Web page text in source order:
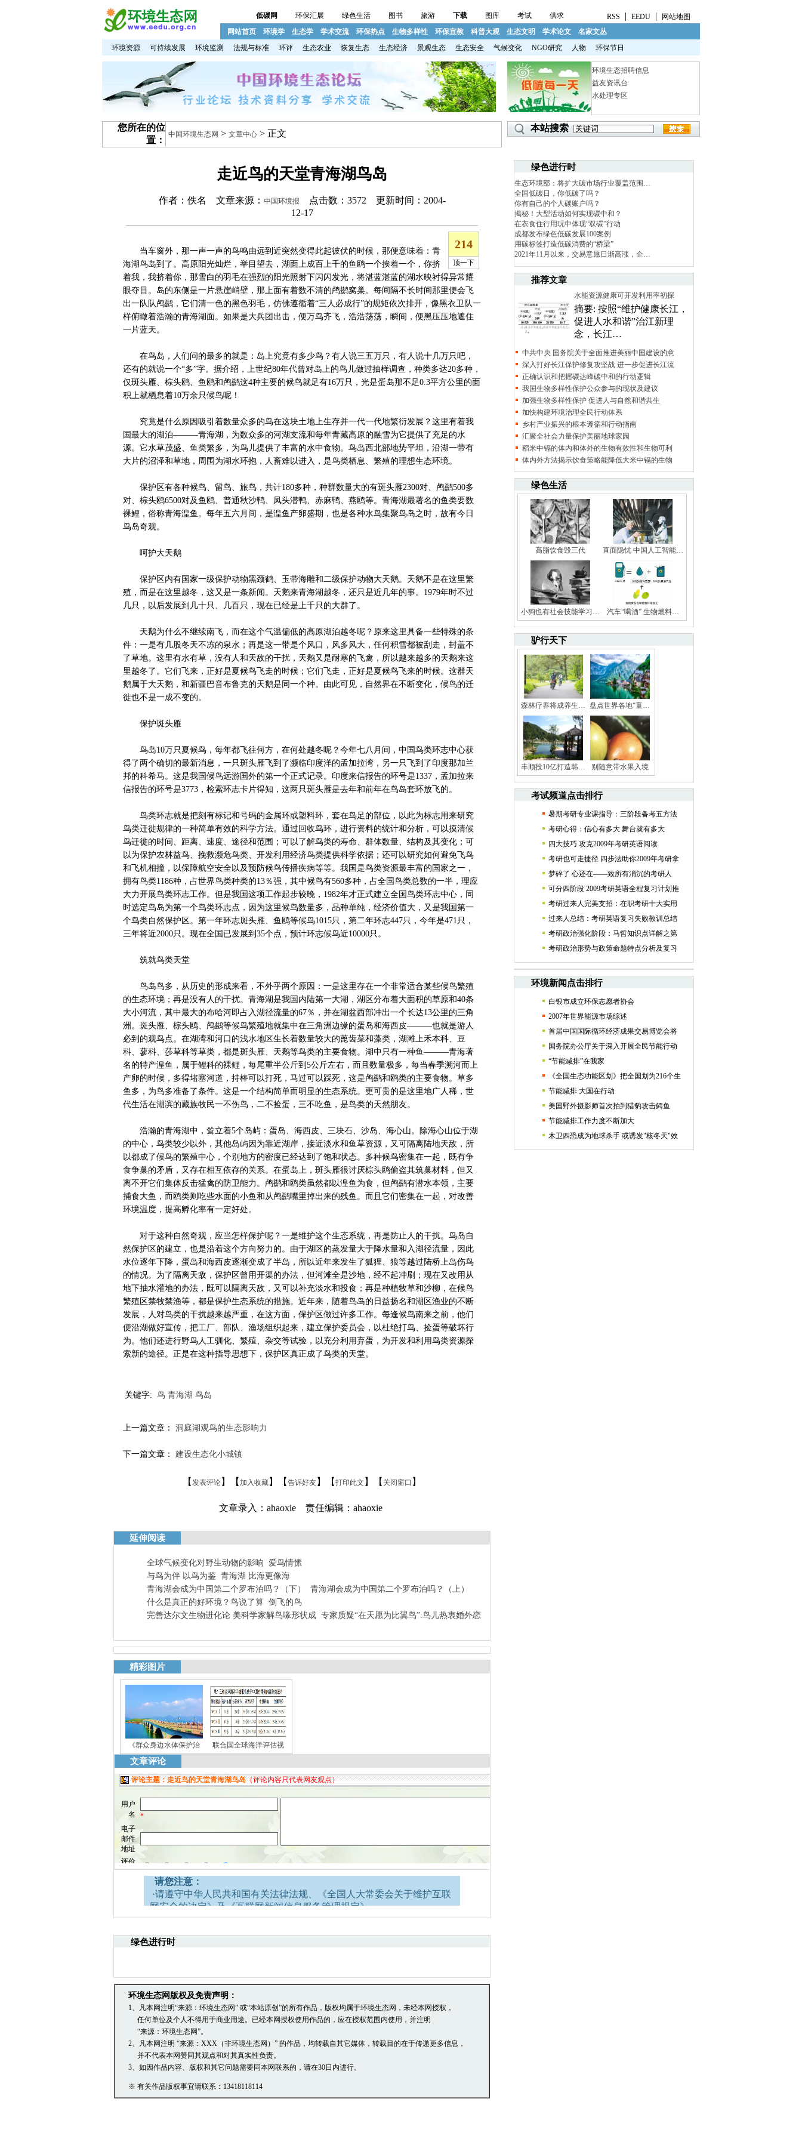
低碳网 环保汇展 绿色生活 图书 旅游 下载 图库 考试 供求 RSS | EEDU |
网站地图
网站首页
环境学 生态学 学术交流 环保热点 生物多样性 环保宣教 科普大观 生态文明 学术论文
名家文丛
环境资源
可持续发展 环境监测 法规与标准 环评 生态农业 恢复生态 生态经济 景观生态 生态安全 气候变化 NGO研究 人物 环保节日
环境生态招聘信息
益友资讯台
水处理专区
您所在的位
置：
中国环境生态网 > 文章中心 > 正文
本站搜索
走近鸟的天堂青海湖鸟岛
作者：佚名 文章来源： 中国环境报 点击数： 3572 更新时间：2004-
12-17
当车窗外，那一声一声的鸟鸣由远到近突然变得此起彼伏的时候，那便意味着：青
海湖鸟岛到了。高原阳光灿烂，举目望去，湖面上成百上千的鱼鸥一个挨着一个，你挤
着我，我挤着你，那雪白的羽毛在强烈的阳光照射下闪闪发光，将湛蓝湛蓝的湖水映衬得异常耀
眼夺目。岛的东侧是一片悬崖峭壁，那上面有着数不清的鸬鹚窝巢。每间隔不长时间那里便会飞
出一队队鸬鹚，它们清一色的黑色羽毛，仿佛遵循着“三人必成行”的规矩依次排开，像黑衣卫队一
样俯瞰着浩瀚的青海湖面。如果是大兵团出击，便万鸟齐飞，浩浩荡荡，瞬间，便黑压压地遮住
一片蓝天。
在鸟岛，人们问的最多的就是：岛上究竟有多少鸟？有人说三五万只，有人说十几万只吧，
还有的就说一个“多”字。据介绍，上世纪80年代曾对岛上的鸟儿做过抽样调查，种类多达20多种，
仅斑头雁、棕头鸥、鱼鸥和鸬鹚这4种主要的候鸟就足有16万只，光是蛋岛那不足0.3平方公里的面
积上就栖息着10万余只候鸟呢！
究竟是什么原因吸引着数量众多的鸟在这块土地上生存并一代一代地繁衍发展？这里有着我
国最大的湖泊———青海湖，为数众多的河湖支流和每年青藏高原的融雪为它提供了充足的水
源。它水草茂盛、鱼类繁多，为鸟儿提供了丰富的水中食物。鸟岛西北部地势平坦，沿湖一带有
大片的沼泽和草地，周围为湖水环抱，人畜难以进入，是鸟类栖息、繁殖的理想生态环境。
保护区有各种候鸟、留鸟、旅鸟，共计180多种，种群数量大的有斑头雁2300对、鸬鹚500多
对、棕头鸥6500对及鱼鸥、普通秋沙鸭、凤头潜鸭、赤麻鸭、燕鸥等。青海湖最著名的鱼类要数
裸鲤，俗称青海湟鱼。每年五六月间，是湟鱼产卵盛期，也是各种水鸟集聚鸟岛之时，故有今日
鸟岛奇观。
呵护大天鹅
保护区内有国家一级保护动物黑颈鹤、玉带海雕和二级保护动物大天鹅。天鹅不是在这里繁
殖，而是在这里越冬，这又是一条新闻。天鹅来青海湖越冬，还只是近几年的事。1979年时不过
几只，以后发展到几十只、几百只，现在已经是上千只的大群了。
天鹅为什么不继续南飞，而在这个气温偏低的高原湖泊越冬呢？原来这里具备一些特殊的条
件：一是有几股冬天不冻的泉水；再是这一带是个风口，风多风大，任何积雪都被刮走，封盖不
了草地。这里有水有草，没有人和天敌的干扰，天鹅又是耐寒的飞禽，所以越来越多的天鹅来这
里越冬了。它们飞来，正好是夏候鸟飞走的时候；它们飞走，正好是夏候鸟飞来的时候。这群天
鹅属于大天鹅，和新疆巴音布鲁克的天鹅是同一个种。由此可见，自然界在不断变化，候鸟的迁
徙也不是一成不变的。
保护斑头雁
鸟岛10万只夏候鸟，每年都飞往何方，在何处越冬呢？今年七八月间，中国鸟类环志中心获
得了两个确切的最新消息，一只斑头雁飞到了濒临印度洋的孟加拉湾，另一只飞到了印度那加兰
邦的科希马。这是我国候鸟远游国外的第一个正式记录。印度来信报告的环号是1337，孟加拉来
信报告的环号是3773，检索环志卡片得知，这两只斑头雁是去年和前年在鸟岛套环放飞的。
鸟类环志就是把刻有标记和号码的金属环或塑料环，套在鸟足的部位，以此为标志用来研究
鸟类迁徙规律的一种简单有效的科学方法。通过回收鸟环，进行资料的统计和分析，可以摸清候
鸟迁徙的时间、距离、速度、途径和范围；可以了解鸟类的寿命、群体数量、结构及其变化；可
以为保护农林益鸟、挽救濒危鸟类、开发利用经济鸟类提供科学依据；还可以研究如何避免飞鸟
和飞机相撞，以保障航空安全以及预防候鸟传播疾病等等。我国是鸟类资源最丰富的国家之一，
拥有鸟类1186种，占世界鸟类种类的13％强，其中候鸟有560多种，占全国鸟类总数的一半，理应
大力开展鸟类环志工作。但是我国这项工作起步较晚，1982年才正式建立全国鸟类环志中心，同
时选定鸟岛为第一个鸟类环志点，因为这里候鸟数量多，品种单纯，经济价值大，又是我国第一
个鸟类自然保护区。第一年环志斑头雁、鱼鸥等候鸟1015只，第二年环志447只，今年是471只，
三年将近2000只。现在全国已发展到35个点，预计环志候鸟近10000只。
筑就鸟类天堂
鸟岛鸟多，从历史的形成来看，不外乎两个原因：一是这里存在一个非常适合某些候鸟繁殖
的生态环境；再是没有人的干扰。青海湖是我国内陆第一大湖，湖区分布着大面积的草原和40条
大小河流，其中最大的布哈河即占入湖径流量的67％，并在湖盆西部冲出一个长达13公里的三角
洲。斑头雁、棕头鸥、鸬鹚等候鸟繁殖地就集中在三角洲边缘的蛋岛和海西皮———也就是游人
必到的观鸟点。在湖湾和河口的浅水地区生长着数量较大的蓖齿菜和藻类，湖滩上禾本科、豆
科、蓼科、莎草科等草类，都是斑头雁、天鹅等鸟类的主要食物。湖中只有一种鱼———青海著
名的特产湟鱼，属于鲤科的裸鲤，每尾重半公斤到5公斤左右，而且数量极多，每当春季溯河而上
产卵的时候，多得堵塞河道，持棒可以打死，马过可以踩死，这是鸬鹚和鸥类的主要食物。草多
鱼多，为鸟多准备了条件。这是一个结构简单而明显的生态系统。更可贵的是这里地广人稀，世
代生活在湖滨的藏族牧民一不伤鸟，二不捡蛋，三不吃鱼，是鸟类的天然朋友。
浩瀚的青海湖中，耸立着5个岛屿：蛋岛、海西皮、三块石、沙岛、海心山。除海心山位于湖
的中心，鸟类较少以外，其他岛屿因为靠近湖岸，接近淡水和鱼草资源，又可隔离陆地天敌，所
以都成了候鸟的繁殖中心，个别地方的密度已经达到了饱和状态。多种候鸟密集在一起，既有争
食争巢的矛盾，又存在相互依存的关系。在蛋岛上，斑头雁很讨厌棕头鸥偷盗其筑巢材料，但又
离不开它们集体反击猛禽的防卫能力。鸬鹚和鸥类虽然都以湟鱼为食，但鸬鹚有潜水本领，主要
捕食大鱼，而鸥类则吃些水面的小鱼和从鸬鹚嘴里掉出来的残鱼。而且它们密集在一起，对改善
环境温度，提高孵化率有一定好处。
对于这种自然奇观，应当怎样保护呢？一是维护这个生态系统，再是防止人的干扰。鸟岛自
然保护区的建立，也是沿着这个方向努力的。由于湖区的蒸发量大于降水量和入湖径流量，因此
水位逐年下降，蛋岛和海西皮逐渐变成了半岛，所以近年来发生了狐狸、狼等越过陆桥上岛伤鸟
的情况。为了隔离天敌，保护区曾用开渠的办法，但河滩全是沙地，经不起冲刷；现在又改用从
地下抽水灌地的办法，既可以隔离天敌，又可以补充淡水和投食；再是种植牧草和沙柳，在候鸟
繁殖区禁牧禁渔等，都是保护生态系统的措施。近年来，随着鸟岛的日益扬名和湖区渔业的不断
发展，人对鸟类的干扰越来越严重，在这方面，保护区做过许多工作。每逢候鸟南来之前，他们
便沿湖做好宣传，把工厂、部队、渔场组织起来，建立保护委员会，以杜绝打鸟、捡蛋等破坏行
为。他们还进行野鸟人工驯化、繁殖、杂交等试验，以充分利用弃蛋，为开发和利用鸟类资源探
索新的途径。正是在这种指导思想下，保护区真正成了鸟类的天堂。
关键字: 鸟 青海湖 鸟岛
上一篇文章： 洞庭湖观鸟的生态影响力
下一篇文章： 建设生态化小城镇
【 发表评论 】【 加入收藏 】【 告诉好友 】【 打印此文 】【 关闭窗口 】
文章录入：ahaoxie 责任编辑：ahaoxie
延伸阅读
全球气候变化对野生动物的影响 爱鸟情愫
与鸟为伴 以鸟为鉴 青海湖 比海更像海
青海湖会成为中国第二个罗布泊吗？（下）
青海湖会成为中国第二个罗布泊吗？（上）
什么是真正的好环境？鸟说了算 倒飞的鸟
完善达尔文生物进化论 美科学家解鸟喙形状成 专家质疑“在天愿为比翼鸟”:鸟儿热衷婚外恋
精彩图片
《群众身边水体保护治 联合国全球海洋评估视
文章评论
请您注意：
·请遵守中华人民共和国有关法律法规、《全国人大常委会关于维护互联
网安全的决定》及《互联网新闻信息服务管理规定》。
·请注意语言文明，尊重网络道德，并承担一切因您的行为而直接或间接
·中国环境生态网文章跟帖管理员有权保留或删除其管辖留言中的任意内
引用。
·发表本评论即表明您已经阅读并接受上述条款，如您对管理有意见请向
文章跟帖管理员反映。
绿色进行时
环境生态网版权及免责声明：
1、凡本网注明“来源：环境生态网” 或“本站原创”的所有作品，版权均属于环境生态网，未经本网授权，
任何单位及个人不得用于商业用途。已经本网授权使用作品的，应在授权范围内使用，并注明
“来源：环境生态网”。
2、凡本网注明 “来源：XXX（非环境生态网）” 的作品，均转载自其它媒体，转载目的在于传递更多信息，
并不代表本网赞同其观点和对其真实性负责。
3、如因作品内容、版权和其它问题需要同本网联系的，请在30日内进行。
※ 有关作品版权事宜请联系：13418118114
绿色进行时
生态环境部：将扩大碳市场行业覆盖范围…
全国低碳日，你低碳了吗？
你有自己的个人碳账户吗？
揭秘！大型活动如何实现碳中和？
在衣食住行用玩中体现“双碳”行动
成都发布绿色低碳发展100案例
用碳标签打造低碳消费的“桥梁”
2021年11月以来，交易意愿日渐高涨，企…
推荐文章
水能资源健康可开发利用率初探
摘要: 按照“维护健康长江，
促进人水和谐”治江新理
念，长江…
中共中央 国务院关于全面推进美丽中国建设的意
深入打好长江保护修复攻坚战 进一步促进长江流
正确认识和把握碳达峰碳中和的行动逻辑
我国生物多样性保护公众参与的现状及建议
加强生物多样性保护 促进人与自然和谐共生
加快构建环境治理全民行动体系
乡村产业振兴的根本遵循和行动指南
汇聚全社会力量保护美丽地球家园
稻米中镉的体内和体外的生物有效性和生物可利
体内外方法揭示饮食策略能降低大米中镉的生物
绿色生活
高脂饮食毁三代 直面隐忧 中国人工智能…
小狗也有社会技能学习… 汽车“喝酒” 生物燃料…
驴行天下
森林疗养将成养生… 盘点世界各地“童…
丰顺投10亿打造韩… 别随意带水果入境
考试频道点击排行
暑期考研专业课指导：三阶段备考五方法
考研心得：信心有多大 舞台就有多大
四大技巧 攻克2009年考研英语阅读
考研也可走捷径 四步法助你2009年考研拿
梦碎了 心还在——致所有消沉的考研人
可分四阶段 2009考研英语全程复习计划推
考研过来人完美支招：在职考研十大实用
过来人总结：考研英语复习失败教训总结
考研政治强化阶段：马哲知识点详解之第
考研政治形势与政策命题特点分析及复习
环境新闻点击排行
白银市成立环保志愿者协会
2007年世界能源市场综述
首届中国国际循环经济成果交易博览会将
国务院办公厅关于深入开展全民节能行动
“节能减排”在我家
《全国生态功能区划》把全国划为216个生
节能减排:大国在行动
美国野外摄影师首次拍到猎豹攻击鳄鱼
节能减排工作力度不断加大
木卫四恐成为地球杀手 或诱发"核冬天"效